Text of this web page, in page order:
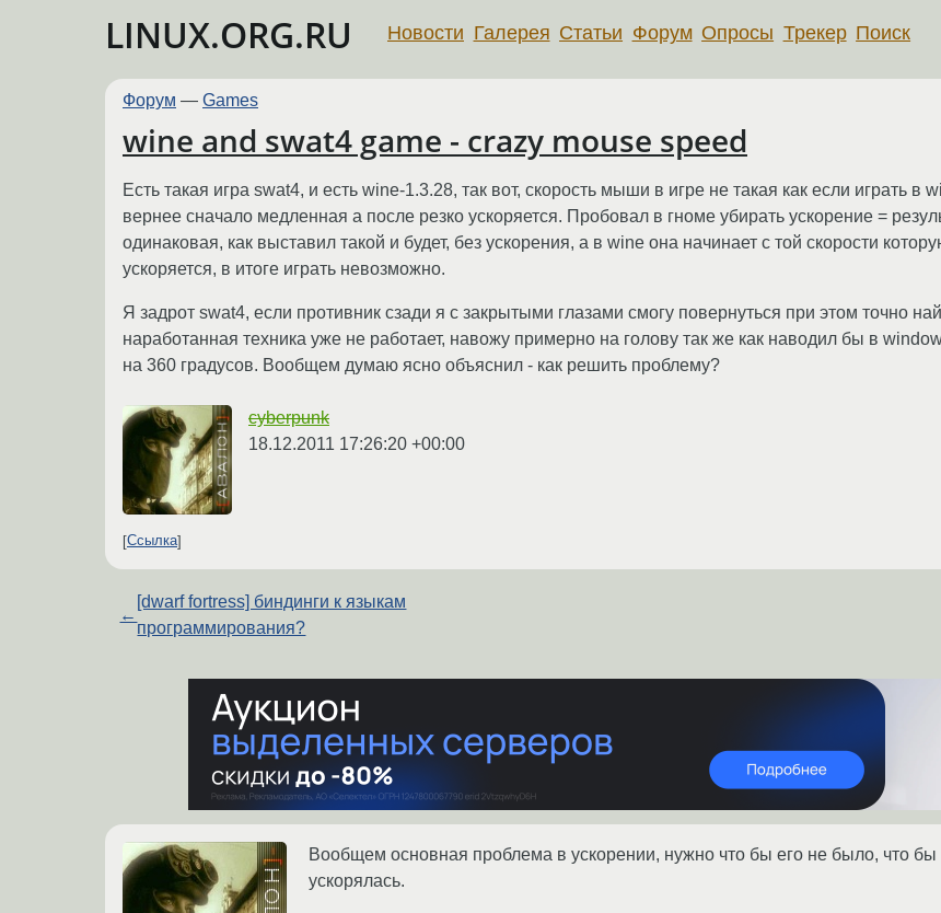
LINUX.ORG.RU Новости Галерея Статьи Форум Опросы Трекер Поиск
Форум — Games
wine and swat4 game - crazy mouse speed
Есть такая игра swat4, и есть wine-1.3.28, так вот, скорость мыши в игре не такая как если играть в
вернее сначало медленная а после резко ускоряется. Пробовал в гноме убирать ускорение =
одинаковая, как выставил такой и будет, без ускорения, а в wine она начинает с той скорости
ускоряется, в итоге играть невозможно.
Я задрот swat4, если противник сзади я с закрытыми глазами смогу повернуться при этом точно
наработанная техника уже не работает, навожу примерно на голову так же как наводил бы в
на 360 градусов. Вообщем думаю ясно объяснил - как решить проблему?
cyberpunk
18.12.2011 17:26:20 +00:00
Ссылка
←
[dwarf fortress] биндинги к языкам
программирования?
Вообщем основная проблема в ускорении, нужно что бы его не было, что
ускорялась.